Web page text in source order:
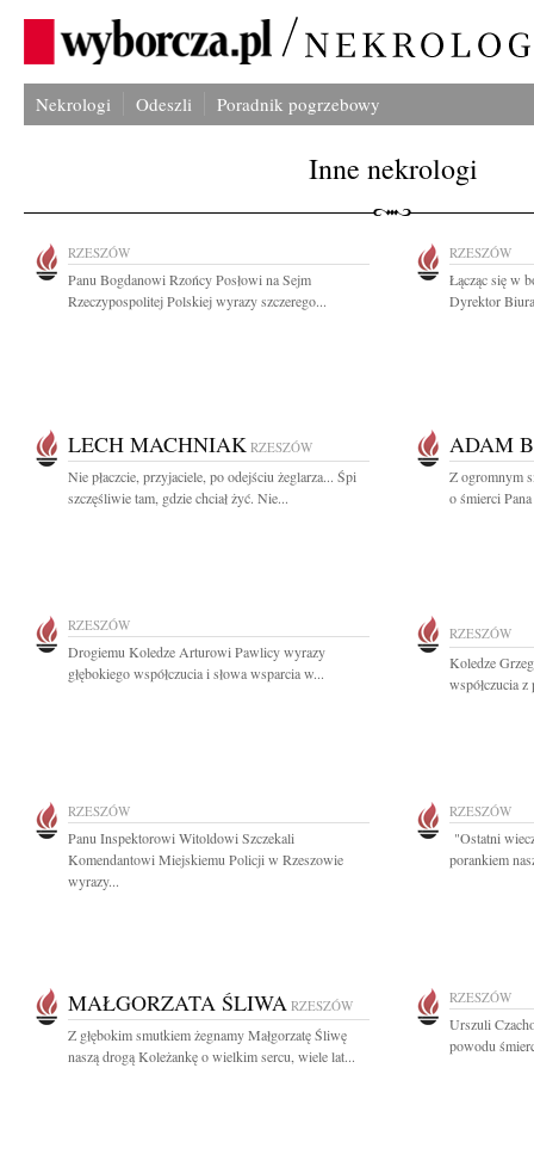
Nekrologi Odeszli Poradnik pogrzebowy
Inne nekrologi
RZESZÓW
Panu Bogdanowi Rzońcy Posłowi na Sejm
Rzeczypospolitej Polskiej wyrazy szczerego...
RZESZÓW
Łącząc się w
Dyrektor
LECH MACHNIAK RZESZÓW
Nie płaczcie, przyjaciele, po odejściu żeglarza... Śpi
szczęśliwie tam, gdzie chciał żyć. Nie...
ADAM
Z ogromnym
o śmierci
RZESZÓW
Drogiemu Koledze Arturowi Pawlicy wyrazy
głębokiego współczucia i słowa wsparcia w...
RZESZÓW
Koledze
współczucia
RZESZÓW
Panu Inspektorowi Witoldowi Szczekali
Komendantowi Miejskiemu Policji w Rzeszowie
wyrazy...
RZESZÓW
"Ostatni
porankiem
MAŁGORZATA ŚLIWA RZESZÓW
Z głębokim smutkiem żegnamy Małgorzatę Śliwę
naszą drogą Koleżankę o wielkim sercu, wiele lat...
RZESZÓW
Urszuli
powodu